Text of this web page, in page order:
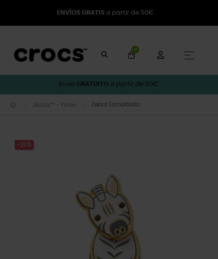
ENVÍOS GRATIS a partir de 50€
0
☰
Envio GRATUITO a partir de 50€.
Jibbitz™ - Pines Zebra Esmaltada
-20%